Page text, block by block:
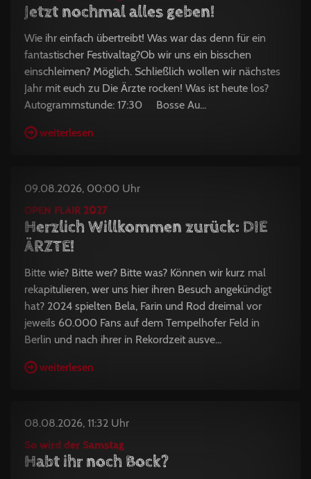
Jetzt nochmal alles geben!
Wie ihr einfach übertreibt! Was war das denn für ein
fantastischer Festivaltag?Ob wir uns ein bisschen
einschleimen? Möglich. Schließlich wollen wir nächstes
Jahr mit euch zu Die Ärzte rocken! Was ist heute los?
Autogrammstunde: 17:30 Bosse Au...
weiterlesen
09.08.2026, 00:00 Uhr
OPEN FLAIR 2027
Herzlich Willkommen zurück: DIE
ÄRZTE!
Bitte wie? Bitte wer? Bitte was? Können wir kurz mal
rekapitulieren, wer uns hier ihren Besuch angekündigt
hat? 2024 spielten Bela, Farin und Rod dreimal vor
jeweils 60.000 Fans auf dem Tempelhofer Feld in
Berlin und nach ihrer in Rekordzeit ausve...
weiterlesen
08.08.2026, 11:32 Uhr
So wird der Samstag
Habt ihr noch Bock?